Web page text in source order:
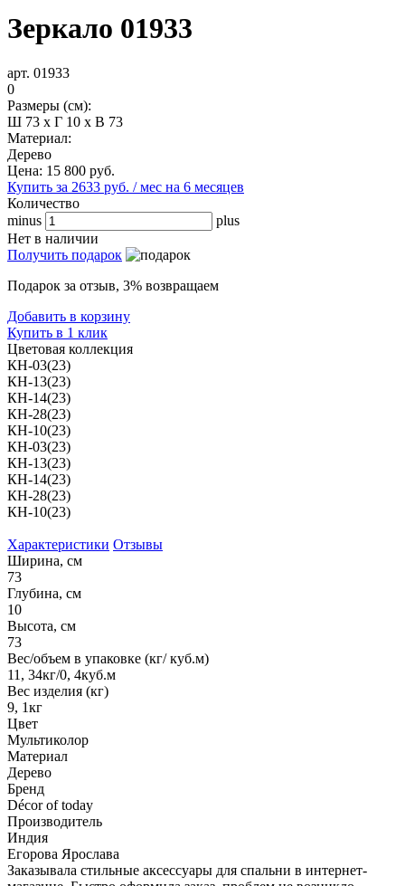
Зеркало 01933
арт. 01933
0
Размеры (см):
Ш 73 x Г 10 x В 73
Материал:
Дерево
Цена: 15 800 руб.
Купить за 2633 руб. / мес на 6 месяцев
Количество
minus
plus
Нет в наличии
Получить подарок
Подарок за отзыв, 3% возвращаем
Добавить в корзину
Купить в 1 клик
Цветовая коллекция
КН-03(23)
КН-13(23)
КН-14(23)
КН-28(23)
КН-10(23)
КН-03(23)
КН-13(23)
КН-14(23)
КН-28(23)
КН-10(23)
Характеристики Отзывы
Ширина, см
73
Глубина, см
10
Высота, см
73
Вес/объем в упаковке (кг/ куб.м)
11, 34кг/0, 4куб.м
Вес изделия (кг)
9, 1кг
Цвет
Мультиколор
Материал
Дерево
Бренд
Décor of today
Производитель
Индия
Егорова Ярослава
Заказывала стильные аксессуары для спальни в интернет-